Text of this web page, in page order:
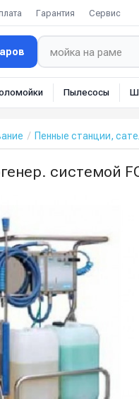
Гарантия Сервис
Пылесосы
Пенные станции,
системой